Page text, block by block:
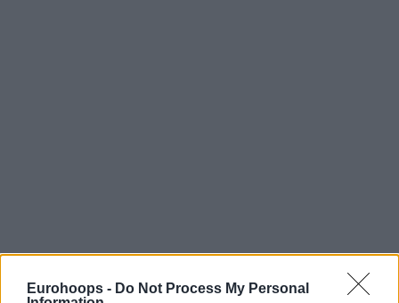
Eurohoops - Do Not Process My Personal